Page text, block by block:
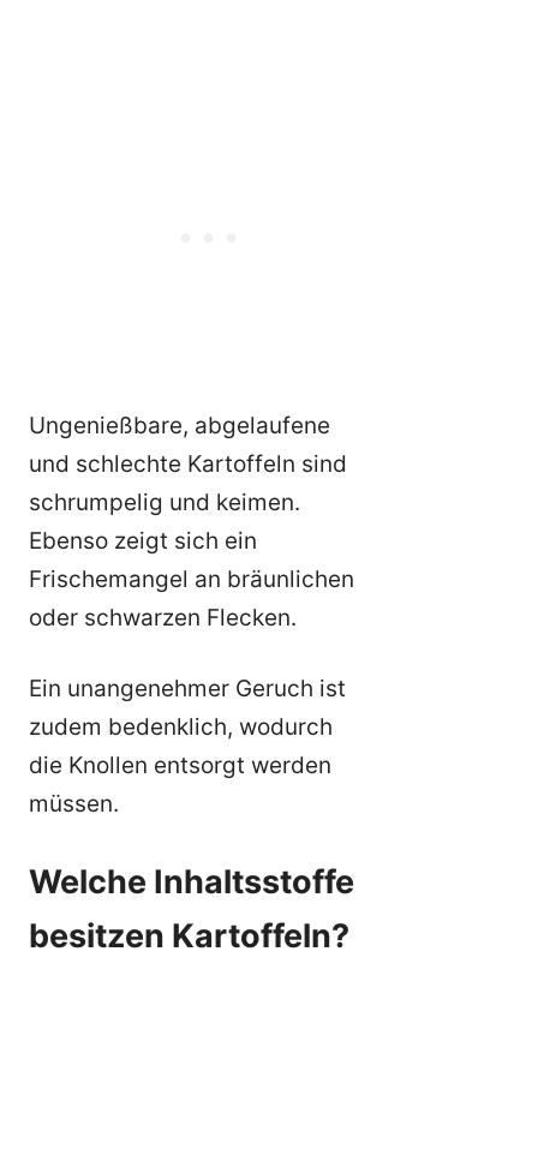
Ungenießbare, abgelaufene
und schlechte Kartoffeln sind
schrumpelig und keimen.
Ebenso zeigt sich ein
Frischemangel an bräunlichen
oder schwarzen Flecken.
Ein unangenehmer Geruch ist
zudem bedenklich, wodurch
die Knollen entsorgt werden
müssen.
Welche Inhaltsstoffe
besitzen Kartoffeln?